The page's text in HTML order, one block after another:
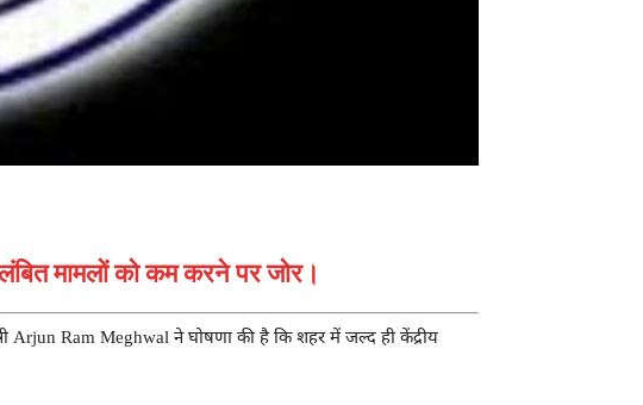
मामलों को कम करने पर जोर।
Arjun Ram Meghwal ने घोषणा की है कि शहर में जल्द ही केंद्रीय